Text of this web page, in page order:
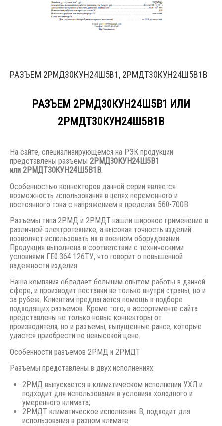
РАЗЪЕМ 2РМД30КУН24Ш5В1, 2РМДТ30КУН24Ш5В1В
РАЗЪЕМ 2РМД30КУН24Ш5В1 ИЛИ
2РМДТ30КУН24Ш5В1В
На сайте, специализирующемся на РЭК продукции
представлены разъемы 2РМД30КУН24Ш5В1
или 2РМДТ30КУН24Ш5В1В.
Особенностью коннекторов данной серии является
возможность использования в цепях переменного и
постоянного тока с напряжением в пределах 560-700В.
Разъемы типа 2РМД и 2РМДТ нашли широкое применение в
различной электротехнике, а высокая точность изделий
позволяет использовать их в военном оборудовании.
Продукция выполнена в соответствии с техническими
условиями ГЕ0.364.126ТУ, что говорит о повышенной
надежности изделия.
Наша компания обладает большим опытом работы в данной
сфере, и производит поставки не только внутри страны, но и
за рубеж. Клиентам предлагается помощь в подборе
подходящих разъемов. Кроме того, в ассортименте сайта
представлены не только новые коннекторы от
производителя, но и разъемы, выпущенные ранее, которые
удастся приобрести по невысокой цене.
Особенности разъемов 2РМД и 2РМДТ
Разъемы представлены в двух исполнениях:
2РМД выпускается в климатическом исполнении УХЛ и
подходит для использования в условиях холодного и
умеренного климата;
2РМДТ климатическое исполнения В, подходит для
использования в разном климате.